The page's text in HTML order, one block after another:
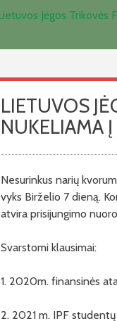
LIETUVOS
NUKELIAMA
Nesurinkus narių
vyks Birželio 7 dieną.
atvira prisijungimo
Svarstomi klausimai:
1. 2020m. finansinės
2. 2021 m. IPF